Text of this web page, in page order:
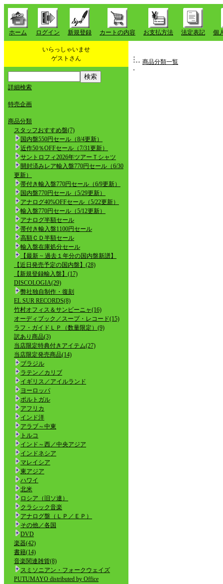
ホーム ログイン 新規登録 カートの内容 お支払方法 法定表記 個
いらっしゃいませ
ゲストさん
詳細検索
特売企画
商品分類
スタッフおすすめ盤(7)
国内盤550円セール（8/4更新）
近作50％OFFセール（7/31更新）
サントロフィ2026年ツアーＴシャツ
開封済みレア輸入盤770円セール（6/30
更新）
帯付き輸入盤770円セール（6/9更新）
国内盤770円セール（5/29更新）
アナログ40%OFFセール（5/22更新）
輸入盤770円セール（5/12更新）
アナログ半額セール
帯付き輸入盤1100円セール
高額ＣＤ半額セール
輸入盤在庫処分セール
【最新 ~ 過去１年分の国内盤新譜】
【近日発売予定の国内盤】(28)
【新規登録輸入盤】(17)
DISCOLOGIA(29)
弊社独自制作・復刻
EL SUR RECORDS(8)
竹村オフィス＆サンビーニャ(16)
オーディブック／スープ・レコード(15)
ラフ・ガイドＬＰ（数量限定）(9)
訳あり商品(3)
当店限定特典付きアイテム(27)
当店限定発売商品(14)
ブラジル
ラテン／カリブ
イギリス／アイルランド
ヨーロッパ
ポルトガル
アフリカ
インド洋
アラブ～中東
トルコ
インド～西／中央アジア
インドネシア
マレイシア
東アジア
ハワイ
北米
ロシア（旧ソ連）
クラシック音楽
アナログ盤（ＬＰ／ＥＰ）
その他／各国
DVD
楽器(42)
書籍(14)
音楽関連雑貨(8)
スミソニアン・フォークウェイズ
PUTUMAYO distributed by Office
商品分類一覧